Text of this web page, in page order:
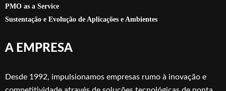
PMO as a Service
Sustentação e Evolução de Aplicações e Ambientes
A EMPRESA
Desde 1992, impulsionamos empresas rumo à inovação e